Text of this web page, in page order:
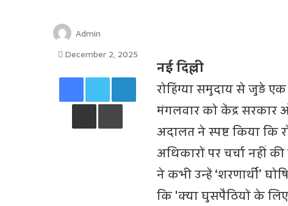
नई दिल्ली
रोहिंग्या समुदाय से जुड़े
मंगलवार को केंद्र सरकार
अदालत ने स्पष्ट किया कि
अधिकारों पर चर्चा नहीं
ने कभी उन्हें ‘शरणार्थी’
कि 'क्या घुसपैठियों के लिए
Admin
December 2, 2025
Facebook Twitter LinkedIn
Share via Email Print